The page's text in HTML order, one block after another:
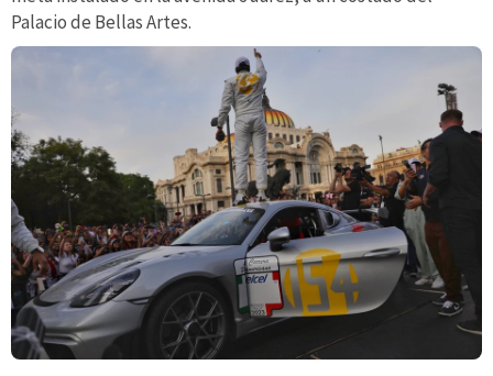
Palacio de Bellas Artes.